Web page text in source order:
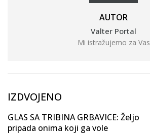
AUTOR
Valter Portal
Mi istražujemo za Vas
IZDVOJENO
GLAS SA TRIBINA GRBAVICE: Željo
pripada onima koji ga vole